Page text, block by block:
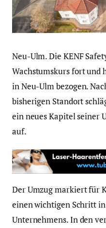
Neu-Ulm. Die KENF
Wachstumskurs fort und
in Neu-Ulm bezogen.
bisherigen Standort
ein neues Kapitel seiner
auf.
Der Umzug markiert für
einen wichtigen Schritt
Unternehmens. In den